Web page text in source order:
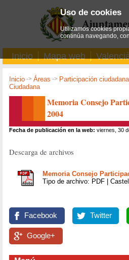
Inicio Mapa web
Inicio ->Áreas -> Participación ciudadana
Ciudadana
Memoria Consejo
2004
Fecha de publicación en la web: viernes, 30
Descarga de archivos
Memoria Consejo
Tipo de archivo: PDF |
Facebook Twitter
Google+
Uso de cookies
Utilizamos cookies
continúa navegando,